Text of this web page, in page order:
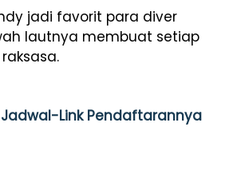
jadi favorit para diver
lautnya membuat setiap
Jadwal-Link Pendaftarannya